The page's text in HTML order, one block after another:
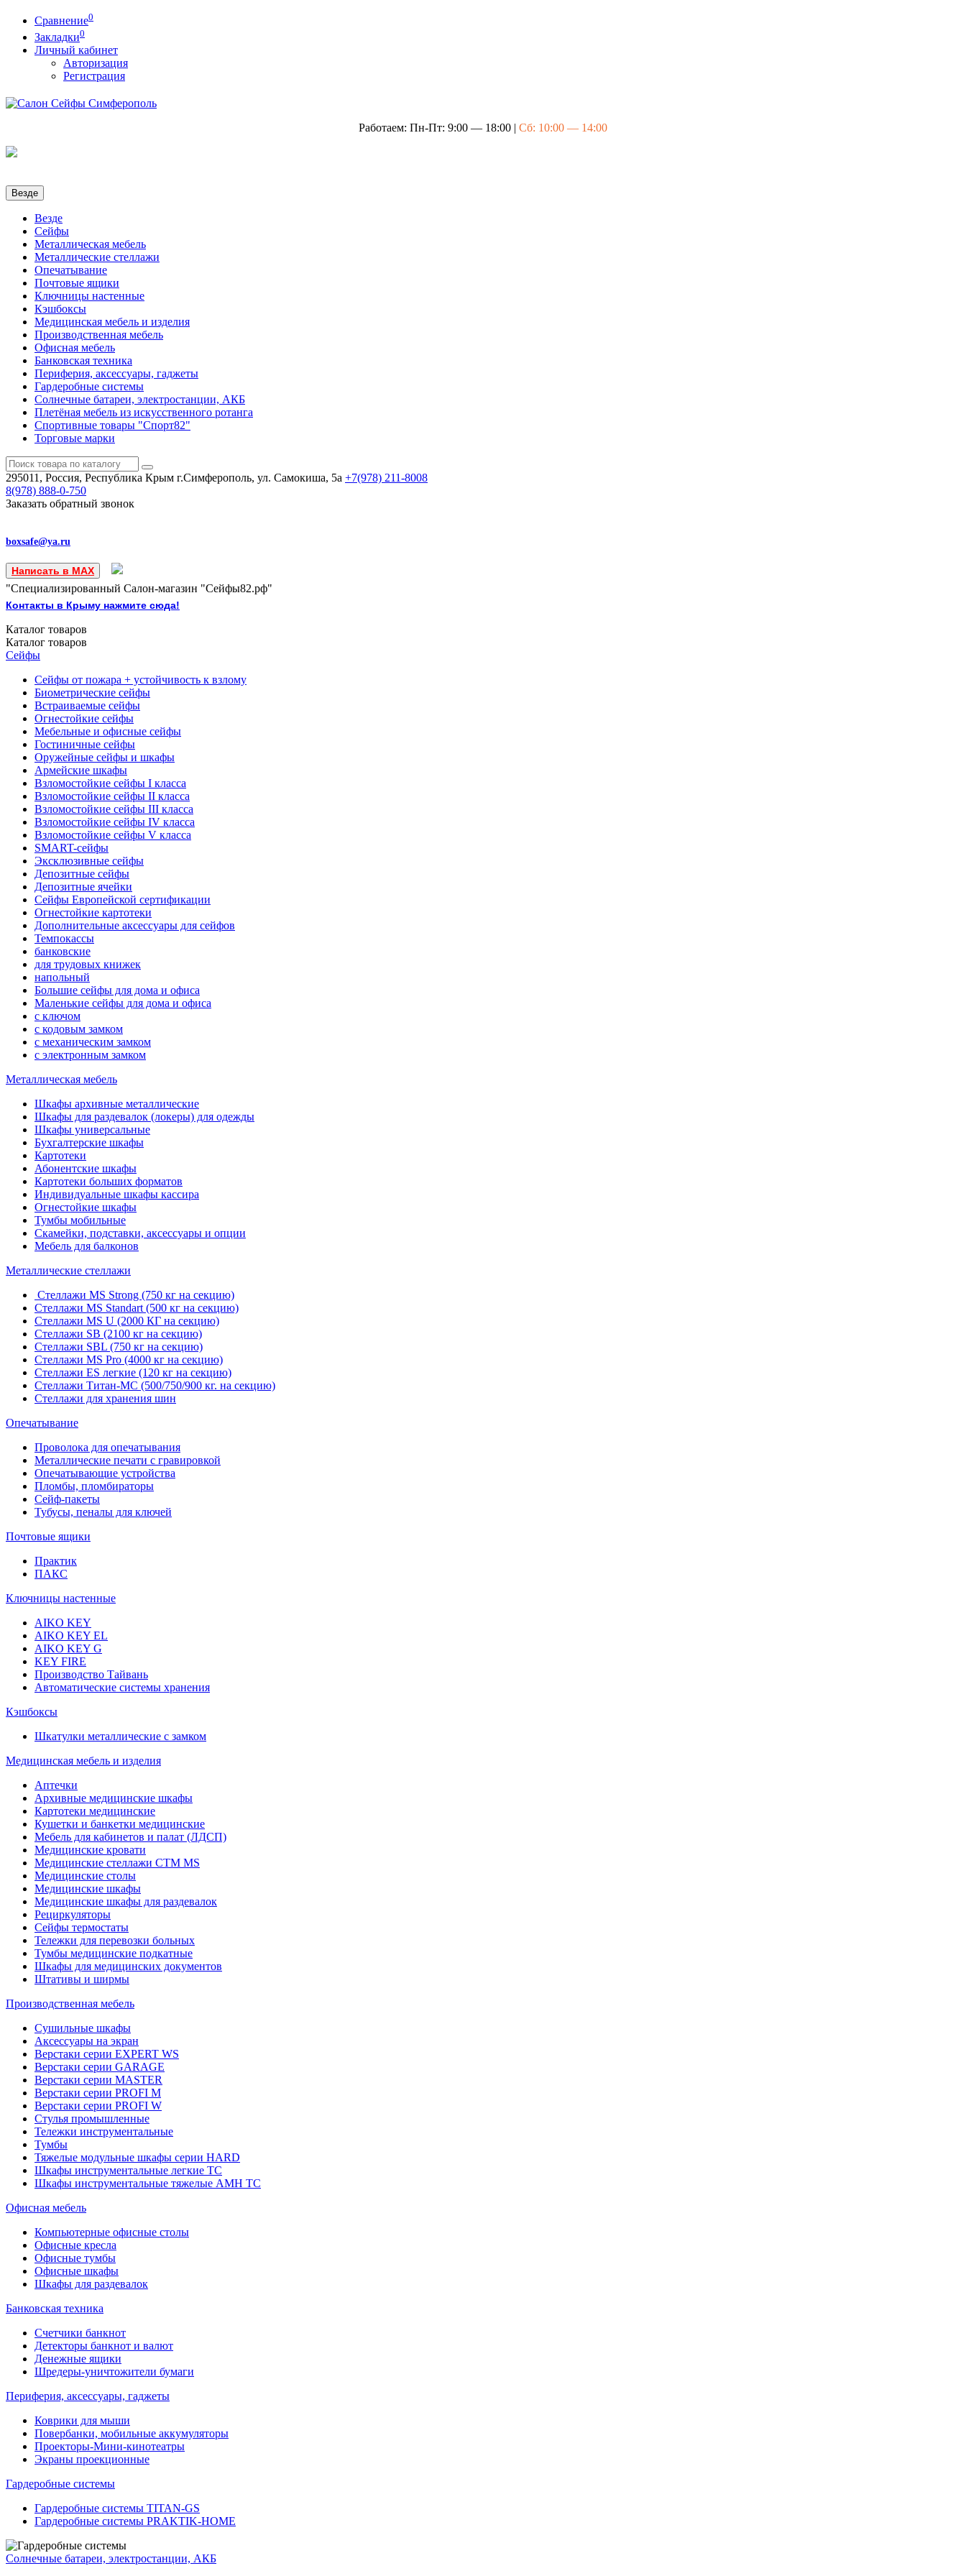
Сравнение0
Закладки0
Личный кабинет
Авторизация
Регистрация
Работаем: Пн-Пт: 9:00 — 18:00 | Сб: 10:00 — 14:00
Везде
Везде
Сейфы
Металлическая мебель
Металлические стеллажи
Опечатывание
Почтовые ящики
Ключницы настенные
Кэшбоксы
Медицинская мебель и изделия
Производственная мебель
Офисная мебель
Банковская техника
Периферия, аксессуары, гаджеты
Гардеробные системы
Солнечные батареи, электростанции, АКБ
Плетёная мебель из искусственного ротанга
Спортивные товары "Спорт82"
Торговые марки
295011, Россия, Республика Крым г.Симферополь, ул. Самокиша, 5а +7(978) 211-8008
8(978) 888-0-750
Заказать обратный звонок
boxsafe@ya.ru
Написать в MAX
"Специализированный Салон-магазин "Сейфы82.рф"
Контакты в Крыму нажмите сюда!
Каталог товаров
Каталог товаров
Сейфы
Сейфы от пожара + устойчивость к взлому
Биометрические сейфы
Встраиваемые сейфы
Огнестойкие сейфы
Мебельные и офисные сейфы
Гостиничные сейфы
Оружейные сейфы и шкафы
Армейские шкафы
Взломостойкие сейфы I класса
Взломостойкие сейфы II класса
Взломостойкие сейфы III класса
Взломостойкие сейфы IV класса
Взломостойкие сейфы V класса
SMART-сейфы
Эксклюзивные сейфы
Депозитные сейфы
Депозитные ячейки
Сейфы Европейской сертификации
Огнестойкие картотеки
Дополнительные аксессуары для сейфов
Темпокассы
банковские
для трудовых книжек
напольный
Большие сейфы для дома и офиса
Маленькие сейфы для дома и офиса
с ключом
с кодовым замком
с механическим замком
с электронным замком
Металлическая мебель
Шкафы архивные металлические
Шкафы для раздевалок (локеры) для одежды
Шкафы универсальные
Бухгалтерские шкафы
Картотеки
Абонентские шкафы
Картотеки больших форматов
Индивидуальные шкафы кассира
Огнестойкие шкафы
Тумбы мобильные
Скамейки, подставки, аксессуары и опции
Мебель для балконов
Металлические стеллажи
Стеллажи MS Strong (750 кг на секцию)
Стеллажи MS Standart (500 кг на секцию)
Стеллажи MS U (2000 КГ на секцию)
Стеллажи SB (2100 кг на секцию)
Стеллажи SBL (750 кг на секцию)
Стеллажи MS Pro (4000 кг на секцию)
Стеллажи ES легкие (120 кг на секцию)
Стеллажи Титан-МС (500/750/900 кг. на секцию)
Стеллажи для хранения шин
Опечатывание
Проволока для опечатывания
Металлические печати с гравировкой
Опечатывающие устройства
Пломбы, пломбираторы
Сейф-пакеты
Тубусы, пеналы для ключей
Почтовые ящики
Практик
ПАКС
Ключницы настенные
AIKO KEY
AIKO KEY EL
AIKO KEY G
KEY FIRE
Производство Тайвань
Автоматические системы хранения
Кэшбоксы
Шкатулки металлические с замком
Медицинская мебель и изделия
Аптечки
Архивные медицинские шкафы
Картотеки медицинские
Кушетки и банкетки медицинские
Мебель для кабинетов и палат (ЛДСП)
Медицинские кровати
Медицинские стеллажи CTM MS
Медицинские столы
Медицинские шкафы
Медицинские шкафы для раздевалок
Рециркуляторы
Сейфы термостаты
Тележки для перевозки больных
Тумбы медицинские подкатные
Шкафы для медицинских документов
Штативы и ширмы
Производственная мебель
Cушильные шкафы
Аксессуары на экран
Верстаки серии EXPERT WS
Верстаки серии GARAGE
Верстаки серии MASTER
Верстаки серии PROFI M
Верстаки серии PROFI W
Стулья промышленные
Тележки инструментальные
Тумбы
Тяжелые модульные шкафы серии HARD
Шкафы инструментальные легкие ТС
Шкафы инструментальные тяжелые AMH TC
Офисная мебель
Компьютерные офисные столы
Офисные кресла
Офисные тумбы
Офисные шкафы
Шкафы для раздевалок
Банковская техника
Счетчики банкнот
Детекторы банкнот и валют
Денежные ящики
Шредеры-уничтожители бумаги
Периферия, аксессуары, гаджеты
Коврики для мыши
Повербанки, мобильные аккумуляторы
Проекторы-Мини-кинотеатры
Экраны проекционные
Гардеробные системы
Гардеробные системы TITAN-GS
Гардеробные системы PRAKTIK-HOME
Солнечные батареи, электростанции, АКБ